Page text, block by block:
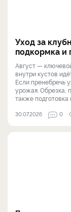
Уход за
подкормка и
Август —
внутри кустов
Если пренебречь
урожая. Обрезка,
также подготовка
30.07.2026 0